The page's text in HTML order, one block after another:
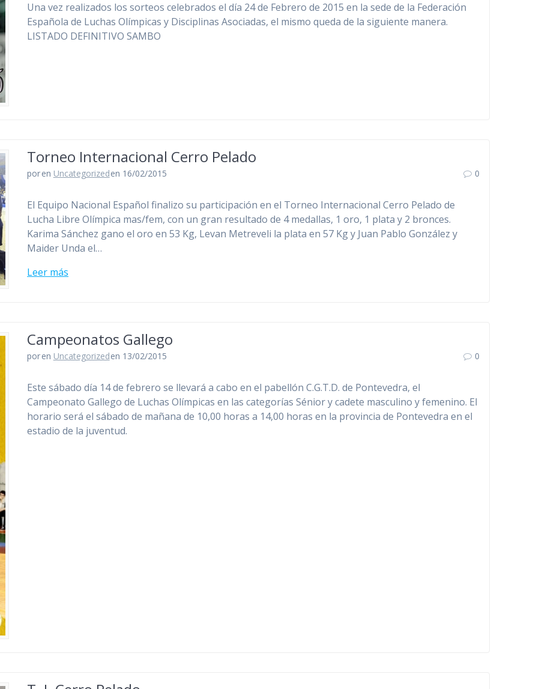
Una vez realizados los sorteos celebrados el día 24 de Febrero de 2015 en la sede de la Federación
Española de Luchas Olímpicas y Disciplinas Asociadas, el mismo queda de la siguiente manera.
LISTADO DEFINITIVO SAMBO
Torneo Internacional Cerro Pelado
poren Uncategorizeden 16/02/2015 0
El Equipo Nacional Español finalizo su participación en el Torneo Internacional Cerro Pelado de
Lucha Libre Olímpica mas/fem, con un gran resultado de 4 medallas, 1 oro, 1 plata y 2 bronces.
Karima Sánchez gano el oro en 53 Kg, Levan Metreveli la plata en 57 Kg y Juan Pablo González y
Maider Unda el…
Leer más
Campeonatos Gallego
poren Uncategorizeden 13/02/2015 0
Este sábado día 14 de febrero se llevará a cabo en el pabellón C.G.T.D. de Pontevedra, el
Campeonato Gallego de Luchas Olímpicas en las categorías Sénior y cadete masculino y femenino. El
horario será el sábado de mañana de 10,00 horas a 14,00 horas en la provincia de Pontevedra en el
estadio de la juventud.